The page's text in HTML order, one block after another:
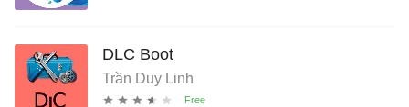
DLC Boot
Trần Duy Linh